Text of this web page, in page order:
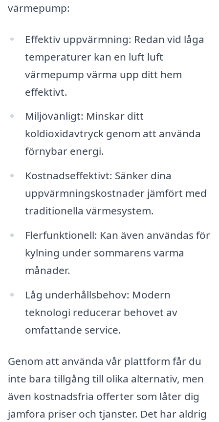
värmepump:
Effektiv uppvärmning: Redan vid låga
temperaturer kan en luft luft
värmepump värma upp ditt hem
effektivt.
Miljövänligt: Minskar ditt
koldioxidavtryck genom att använda
förnybar energi.
Kostnadseffektivt: Sänker dina
uppvärmningskostnader jämfört med
traditionella värmesystem.
Flerfunktionell: Kan även användas för
kylning under sommarens varma
månader.
Låg underhållsbehov: Modern
teknologi reducerar behovet av
omfattande service.
Genom att använda vår plattform får du
inte bara tillgång till olika alternativ, men
även kostnadsfria offerter som låter dig
jämföra priser och tjänster. Det har aldrig